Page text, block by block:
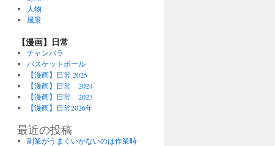
人物
風景
【漫画】日常
チャンバラ
バスケットボール
【漫画】日常 2025
【漫画】日常 2024
【漫画】日常 2023
【漫画】日常2026年
最近の投稿
副業がうまくいかないのは作業時